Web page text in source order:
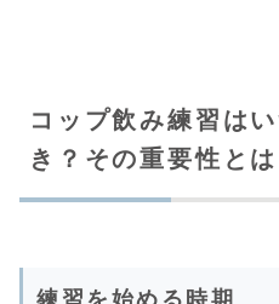
コップ飲み練習は
き？その重要性とは
練習を始める時期